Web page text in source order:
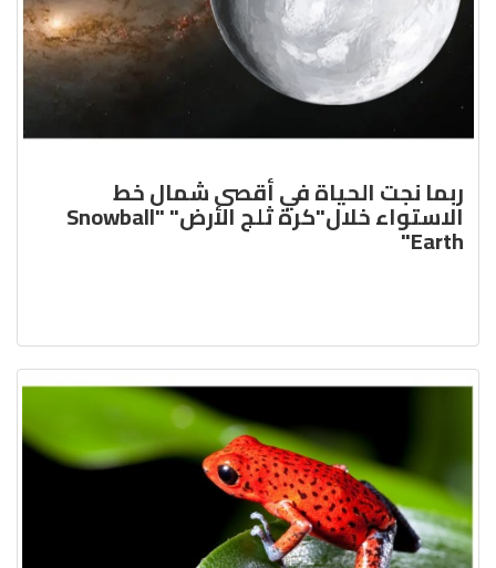
ربما نجت الحياة في أقصى شمال خط
الاستواء خلال"كرة ثلج الأرض" "Snowball
Earth"